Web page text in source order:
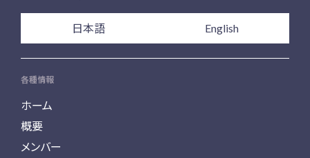
日本語 English
各種情報
ホーム
概要
メンバー